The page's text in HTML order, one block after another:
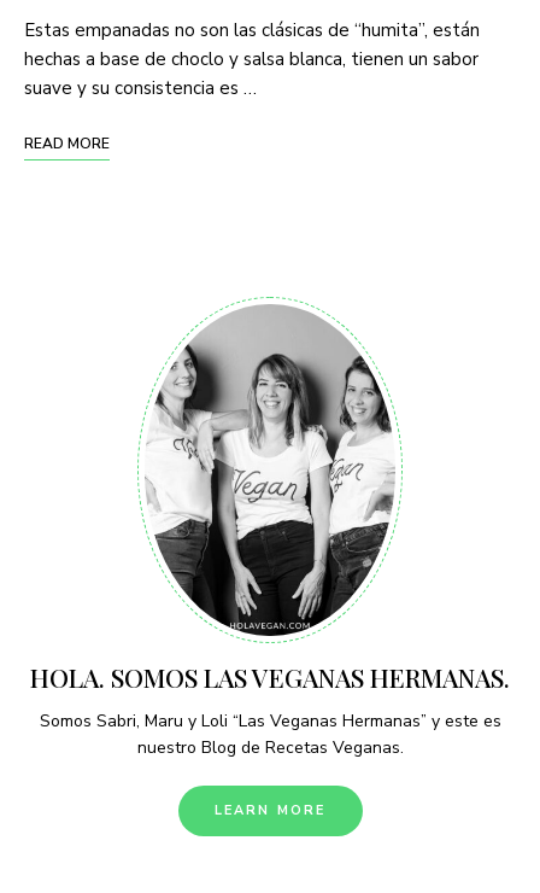
Estas empanadas no son las clásicas de “humita”, están
hechas a base de choclo y salsa blanca, tienen un sabor
suave y su consistencia es …
READ MORE
HOLA. SOMOS LAS VEGANAS HERMANAS.
Somos Sabri, Maru y Loli “Las Veganas Hermanas” y este es
nuestro Blog de Recetas Veganas.
LEARN MORE